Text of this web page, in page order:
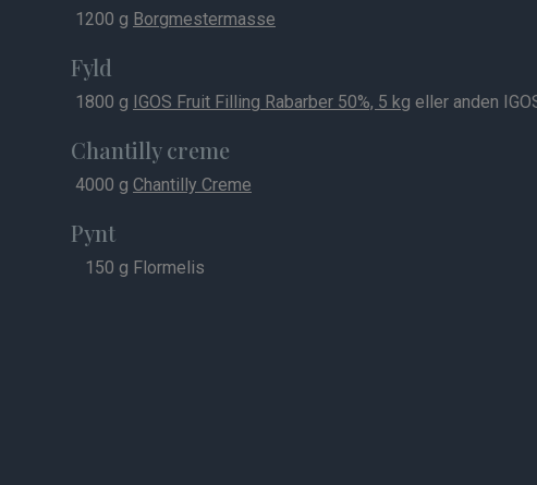
1200 g Borgmestermasse
Fyld
1800 g IGOS Fruit Filling Rabarber 50%, 5 kg eller anden
Chantilly creme
4000 g Chantilly Creme
Pynt
150 g Flormelis